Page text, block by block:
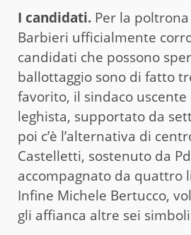
I candidati. Per la
Barbieri ufficialmente
candidati che possono
ballottaggio sono di fatto
favorito, il sindaco uscente
leghista, supportato da
poi c’è l’alternativa di
Castelletti, sostenuto da
accompagnato da quattro
Infine Michele Bertucco,
gli affianca altre sei simboli